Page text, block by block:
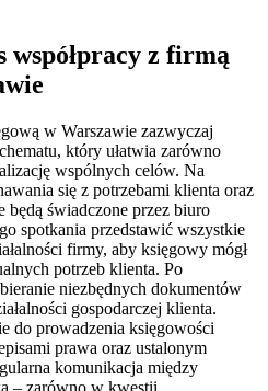
współpracy z firmą
w Warszawie zazwyczaj
który ułatwia zarówno
wspólnych celów. Na
się z potrzebami klienta oraz
będą świadczone przez biuro
spotkania przedstawić wszystkie
firmy, aby księgowy mógł
potrzeb klienta. Po
niezbędnych dokumentów
gospodarczej klienta.
do prowadzenia księgowości
prawa oraz ustalonym
komunikacja między